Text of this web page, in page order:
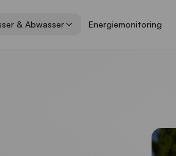
& Abwasser Energiemonitoring